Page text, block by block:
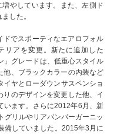
やしています。また、左側ド
した。
でスポーティなエアロフォル
リアを変更。新たに追加した
」グレードは、低重心スタイル
他、ブラックカラーの内装など
ヤとローダウンサスペンショ
のデザインを変更した他、イ
います。さらに2012年6月、新
グリルやリアバンパーガーニッ
備していました。2015年3月に